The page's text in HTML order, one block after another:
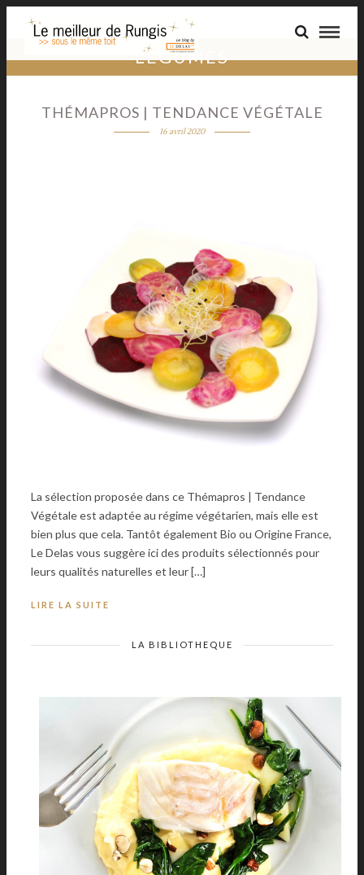
LÉGUMES
THÉMAPROS | TENDANCE VÉGÉTALE
16 avril 2020
La sélection proposée dans ce Thémapros | Tendance
Végétale est adaptée au régime végétarien, mais elle est
bien plus que cela. Tantôt également Bio ou Origine France,
Le Delas vous suggère ici des produits sélectionnés pour
leurs qualités naturelles et leur […]
LIRE LA SUITE
LA BIBLIOTHEQUE